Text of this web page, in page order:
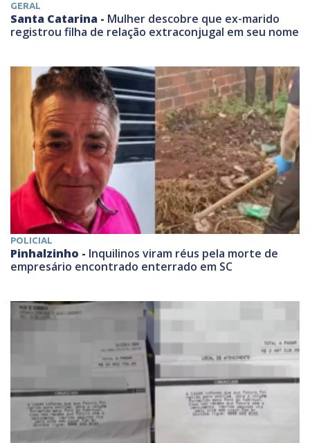
GERAL
Santa Catarina - Mulher descobre que ex-marido
registrou filha de relação extraconjugal em seu nome
POLICIAL
Pinhalzinho - Inquilinos viram réus pela morte de
empresário encontrado enterrado em SC